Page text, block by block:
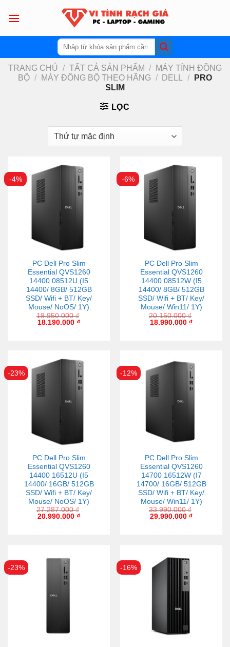
Tìm
kiếm:
TRANG CHỦ / TẤT CẢ SẢN PHẨM /
MÁY TÍNH ĐỒNG
BỘ / MÁY ĐỒNG BỘ THEO HÃNG / DELL /
PRO
SLIM
LỌC
-4%
PC Dell Pro Slim
Essential QVS1260
14400 08512U (I5
14400/ 8GB/ 512GB
SSD/ Wifi + BT/ Key/
Mouse/ NoOS/ 1Y)
18.950.000₫
18.190.000 ₫
-6%
PC Dell Pro Slim
Essential QVS1260
14400 08512W (I5
14400/ 8GB/ 512GB
SSD/ Wifi + BT/ Key/
Mouse/ Win11/ 1Y)
20.150.000₫
18.990.000 ₫
-23%
PC Dell Pro Slim
Essential QVS1260
14400 16512U (I5
14400/ 16GB/ 512GB
SSD/ Wifi + BT/ Key/
Mouse/ NoOS/ 1Y)
27.287.000₫
20.990.000 ₫
-12%
PC Dell Pro Slim
Essential QVS1260
14700 16512W (I7
14700/ 16GB/ 512GB
SSD/ Wifi + BT/ Key/
Mouse/ Win11/ 1Y)
33.990.000₫
29.990.000 ₫
-23% -16%